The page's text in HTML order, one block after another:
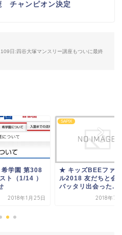
ャンピオン決定
日:四谷大塚マンスリー講座もついに最終
学園 第308
ト（1/14 ）
2018年1月25日
SAPIX
★ キッズBEEファ
ル2018 友だちと会
バッタリ出会った...
2018年7